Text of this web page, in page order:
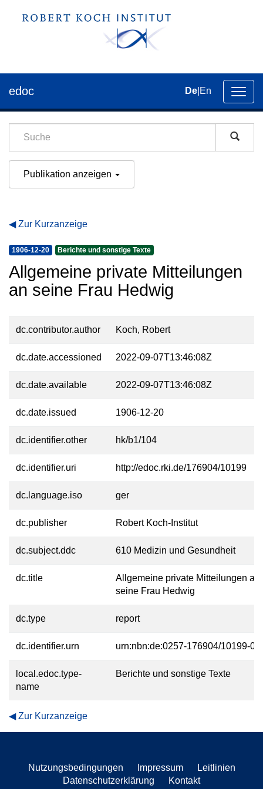
der
edoc De En
Publikation anzeigen
Zur Kurzanzeige
1906-12-20 Berichte und sonstige Texte
Allgemeine private Mitteilungen
an seine Frau Hedwig
dc.contributor.author Koch, Robert
dc.date.accessioned 2022-09-07T13:46:08Z
dc.date.available 2022-09-07T13:46:08Z
dc.date.issued 1906-12-20
dc.identifier.other hk/b1/104
dc.identifier.uri http://edoc.rki.de/176904/10199
dc.language.iso ger
dc.publisher Robert Koch-Institut
dc.subject.ddc 610 Medizin und Gesundheit
dc.title
Allgemeine private Mitteilungen an
seine Frau Hedwig
dc.type report
dc.identifier.urn urn:nbn:de:0257-176904/10199-0
local.edoc.type-
name
Berichte und sonstige Texte
Zur Kurzanzeige
Nutzungsbedingungen Impressum
Leitlinien
Datenschutzerklärung
Kontakt